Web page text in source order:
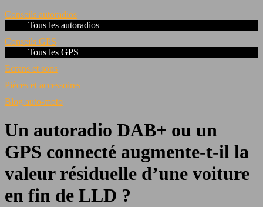
Conseils autoradios
Tous les autoradios
Conseils GPS
Tous les GPS
Ecrans et sons
Pièces et accessoires
Blog auto-moto
Un autoradio DAB+ ou un
GPS connecté augmente-t-il la
valeur résiduelle d’une voiture
en fin de LLD ?